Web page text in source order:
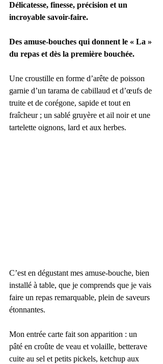
Délicatesse, finesse, précision et un
incroyable savoir-faire.
Des amuse-bouches qui donnent le « La »
du repas et dès la première bouchée.
Une croustille en forme d’arête de poisson
garnie d’un tarama de cabillaud et d’œufs de
truite et de corégone, sapide et tout en
fraîcheur ; un sablé gruyère et ail noir et une
tartelette oignons, lard et aux herbes.
C’est en dégustant mes amuse-bouche, bien
installé à table, que je comprends que je vais
faire un repas remarquable, plein de saveurs
étonnantes.
Mon entrée carte fait son apparition : un
pâté en croûte de veau et volaille, betterave
cuite au sel et petits pickels, ketchup aux